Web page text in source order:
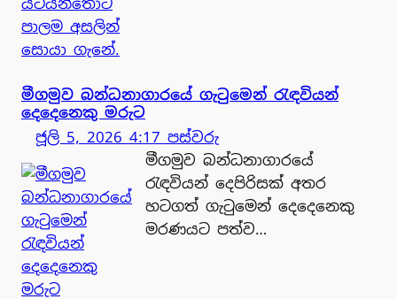
මීගමුව බන්ධනාගාරයේ ගැටුමෙන් රැඳවියන්
දෙදෙනෙකු මරුට
ජූලි 5, 2026 4:17 පස්වරු
මීගමුව බන්ධනාගාරයේ
රැඳවියන් දෙපිරිසක් අතර
හටගත් ගැටුමෙන් දෙදෙනෙකු
මරණයට පත්ව…